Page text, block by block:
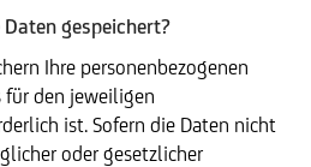
gespeichert?
Ihre personenbezogenen
für den jeweiligen
ist. Sofern die Daten nicht
oder gesetzlicher